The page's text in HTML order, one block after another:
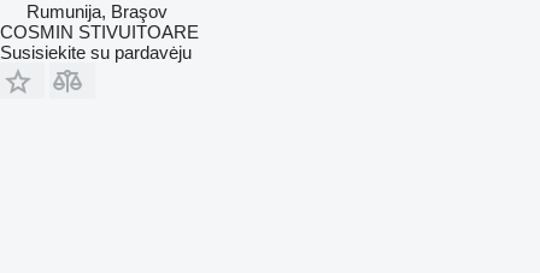
Rumunija, Braşov
COSMIN STIVUITOARE
Susisiekite su pardavėju